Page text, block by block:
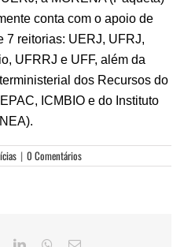
conta com o apoio de
7 reitorias: UERJ, UFRJ,
UFRRJ e UFF, além da
dos Recursos do
ICMBIO e do Instituto
| 0 Comentários
TwitterLinkedInWhatsApp
E-